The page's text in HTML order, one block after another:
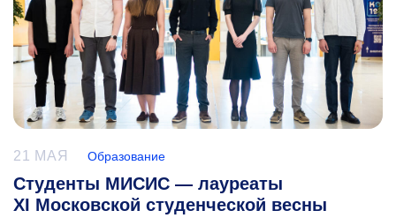
21 МАЯ Образование
Студенты МИСИС — лауреаты
XI Московской студенческой весны